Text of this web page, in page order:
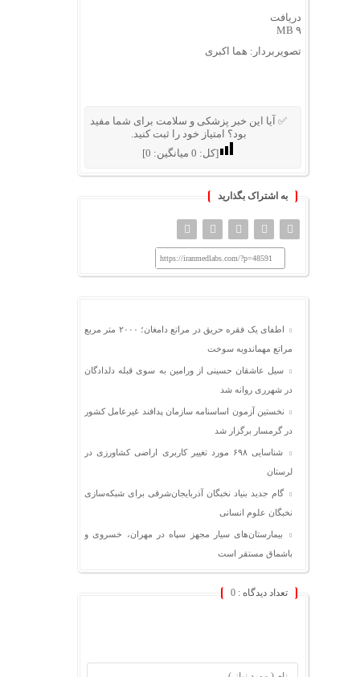
دریافت
۹ MB
تصویربردار: هما اکبری
✅ آیا این خبر پزشکی و سلامت برای شما مفید
بود؟ امتیاز خود را ثبت کنید.
[کل: 0میانگین: 0
]
به اشتراک بگذارید
https://iranmedlabs.com/?p=48591
اطفای یک فقره حریق در مراتع دامغان؛ ۲۰۰۰ متر مربع
مراتع مهماندویه سوخت
سیل عاشقان حسینی از ورامین به سوی قبله دلدادگان
در شهرری روانه شد
نخستین آزمون اساسنامه سازمان پدافند غیرعامل کشور
در گرمسار برگزار شد
شناسایی ۶۹۸ مورد تغییر کاربری اراضی کشاورزی در
لرستان
گام جدید بنیاد نخبگان آذربایجان‌شرقی برای شبکه‌سازی
نخبگان علوم انسانی
بیمارستان‌های سیار مجهز سپاه در مهران، خسروی و
باشماق مستقر است
تعداد دیدگاه : 0